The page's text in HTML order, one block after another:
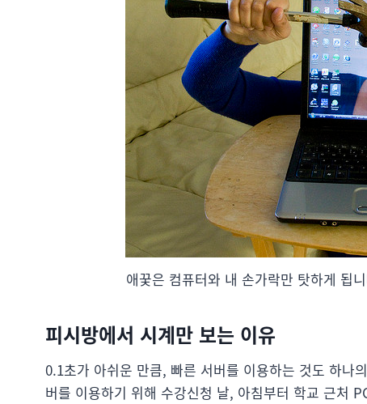
애꿎은 컴퓨터와 내 손가락만 탓하게
피시방에서 시계만 보는 이유
0.1초가 아쉬운 만큼, 빠른 서버를 이용하는 것도 하나
버를 이용하기 위해 수강신청 날, 아침부터 학교 근처